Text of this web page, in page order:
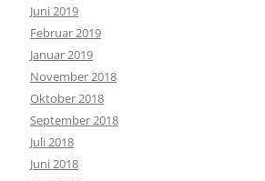
Juni 2019
Februar 2019
Januar 2019
November 2018
Oktober 2018
September 2018
Juli 2018
Juni 2018